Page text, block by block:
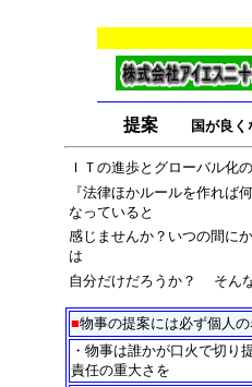
提案 国が良く
ＩＴの進歩とグローバル化
『法律ほかルールを作れ
なっていると
感じませんか？いつの間に
は
自分だけだろうか？ そん
■物事の提案には必ず個人
・物事は誰かが口火で切り
責任の重大さを